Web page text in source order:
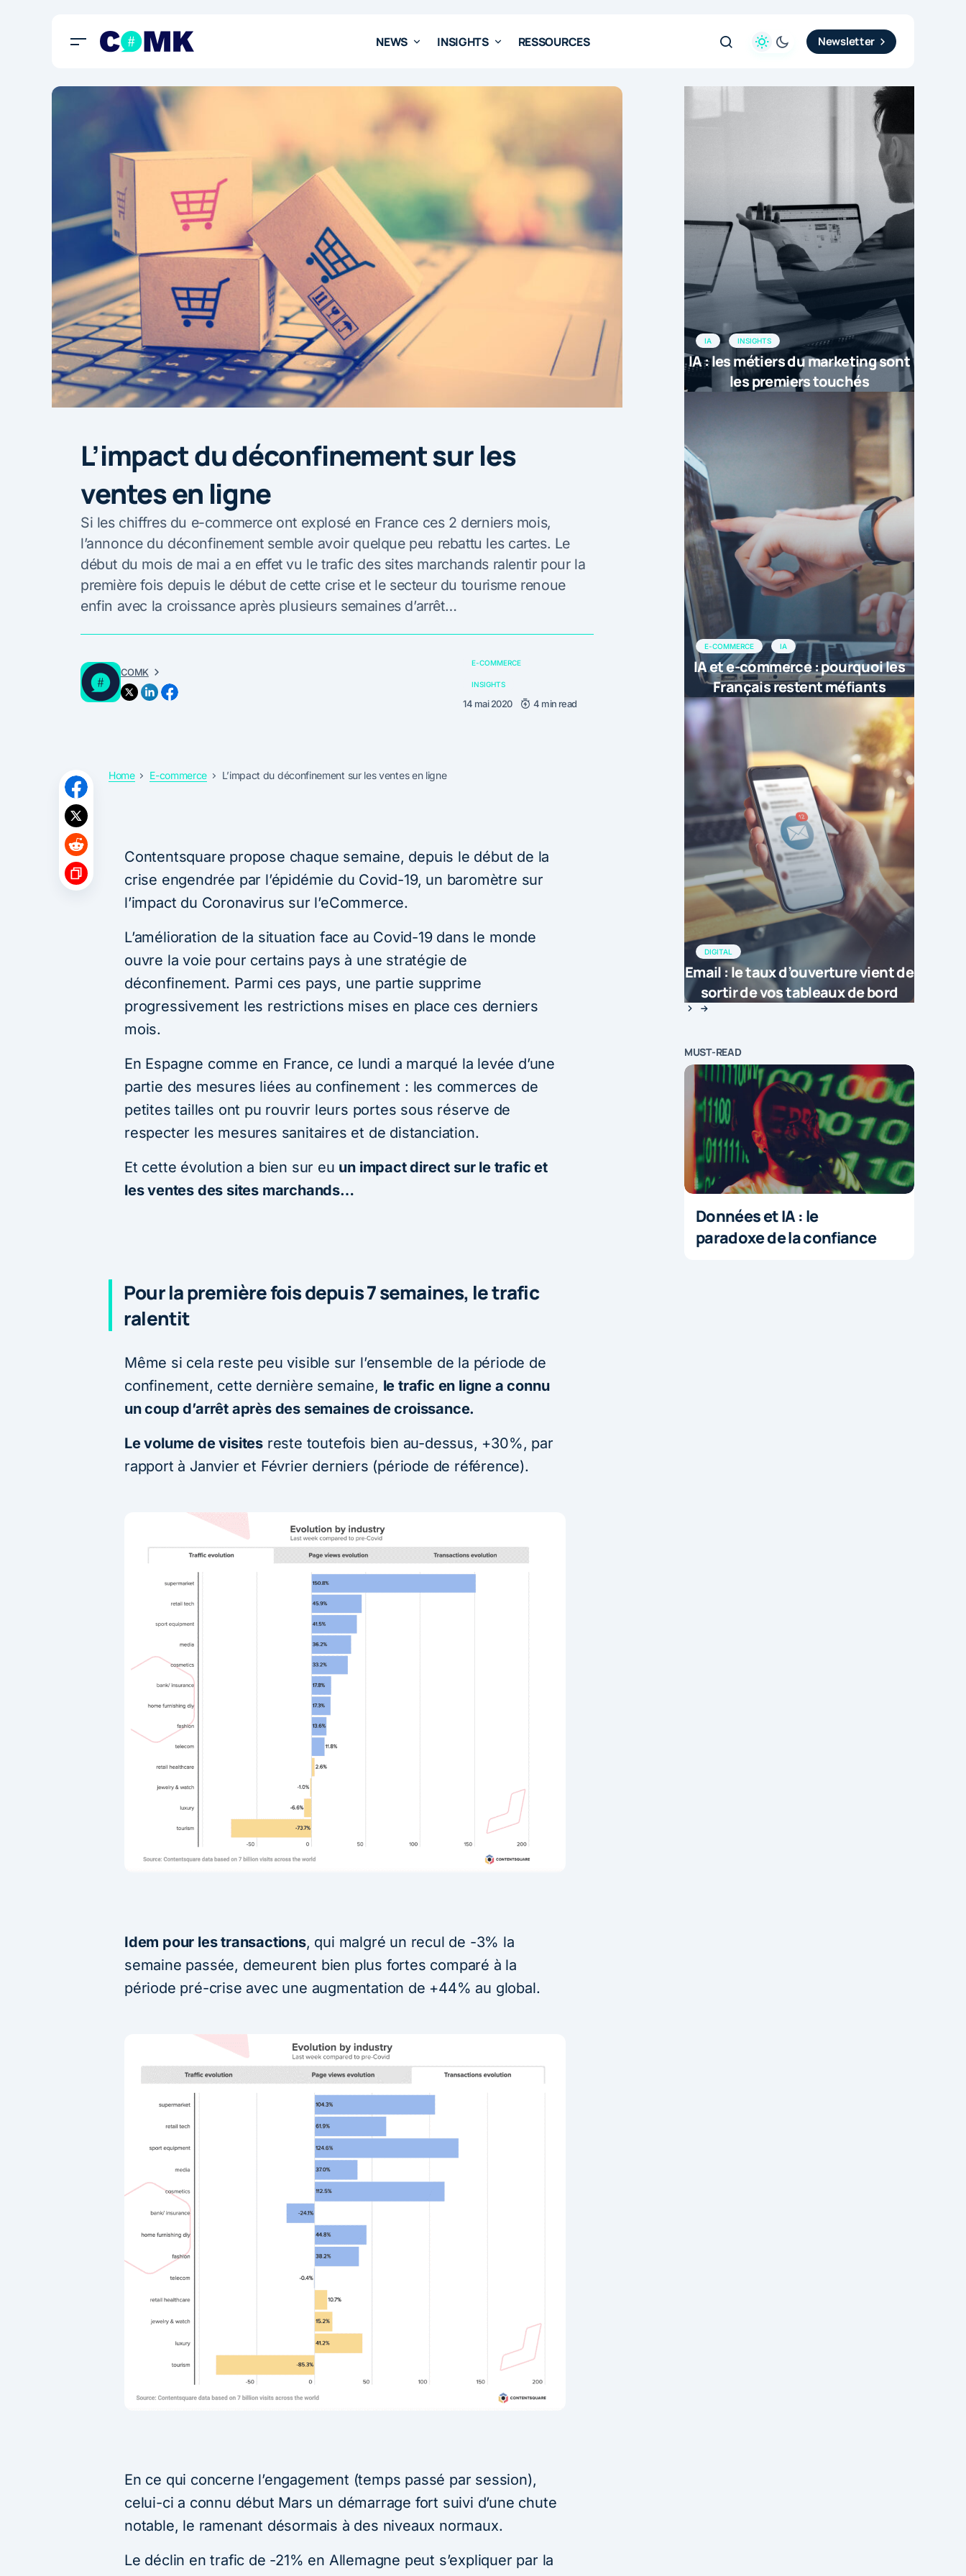
NEWS INSIGHTS RESSOURCES Newsletter
L’impact du déconfinement sur les
ventes en ligne
Si les chiffres du e-commerce ont explosé en France ces 2 derniers mois,
l’annonce du déconfinement semble avoir quelque peu rebattu les cartes. Le
début du mois de mai a en effet vu le trafic des sites marchands ralentir pour la
première fois depuis le début de cette crise et le secteur du tourisme renoue
enfin avec la croissance après plusieurs semaines d’arrêt…
COMK
E-COMMERCE
INSIGHTS
14 mai 2020 4 min read
Home E-commerce L’impact du déconfinement sur les ventes en ligne
Contentsquare propose chaque semaine, depuis le début de la
crise engendrée par l’épidémie du Covid-19, un baromètre sur
l’impact du Coronavirus sur l’eCommerce.
L’amélioration de la situation face au Covid-19 dans le monde
ouvre la voie pour certains pays à une stratégie de
déconfinement. Parmi ces pays, une partie supprime
progressivement les restrictions mises en place ces derniers
mois.
En Espagne comme en France, ce lundi a marqué la levée d’une
partie des mesures liées au confinement : les commerces de
petites tailles ont pu rouvrir leurs portes sous réserve de
respecter les mesures sanitaires et de distanciation.
Et cette évolution a bien sur eu un impact direct sur le trafic et
les ventes des sites marchands…
Pour la première fois depuis 7 semaines, le trafic
ralentit
Même si cela reste peu visible sur l’ensemble de la période de
confinement, cette dernière semaine, le trafic en ligne a connu
un coup d’arrêt après des semaines de croissance.
Le volume de visites reste toutefois bien au-dessus, +30%, par
rapport à Janvier et Février derniers (période de référence).
Idem pour les transactions, qui malgré un recul de -3% la
semaine passée, demeurent bien plus fortes comparé à la
période pré-crise avec une augmentation de +44% au global.
En ce qui concerne l’engagement (temps passé par session),
celui-ci a connu début Mars un démarrage fort suivi d’une chute
notable, le ramenant désormais à des niveaux normaux.
Le déclin en trafic de -21% en Allemagne peut s’expliquer par la
IA INSIGHTS
IA : les métiers du marketing sont
les premiers touchés
E-COMMERCE IA
IA et e-commerce : pourquoi les
Français restent méfiants
DIGITAL
Email : le taux d’ouverture vient de
sortir de vos tableaux de bord
MUST-READ
Données et IA : le
paradoxe de la confiance